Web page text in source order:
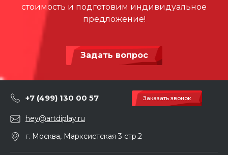
стоимость и подготовим индивидуальное
предложение!
Задать вопрос
+7 (499) 130 00 57 Заказать звонок
hey@artdiplay.ru
г. Москва, Марксистская 3 стр.2